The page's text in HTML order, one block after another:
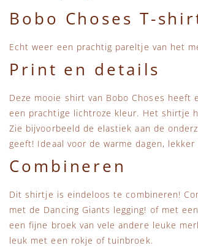
Bobo Choses T-
Echt weer een prachtig pareltje van het
Print en details
Deze mooie shirt van Bobo Choses
een prachtige lichtroze kleur. Het shirtje
Zie bijvoorbeeld de elastiek aan de
geeft! Ideaal voor de warme dagen,
Combineren
Dit shirtje is eindeloos te combineren!
met de Dancing Giants legging! of met
een fijne broek van vele andere leuke
leuk met een rokje of tuinbroek.